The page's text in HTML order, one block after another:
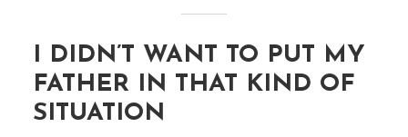
I DIDN’T WANT TO PUT MY
FATHER IN THAT KIND OF
SITUATION